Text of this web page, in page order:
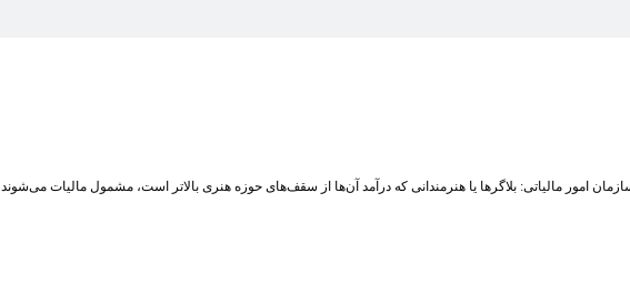
امور مالیاتی: بلاگر‌ها یا هنرمندانی که درآمد آن‌ها از سقف‌های حوزه هنری بالاتر است، مشمول مالیات می‌شوند